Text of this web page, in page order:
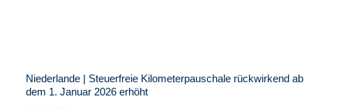
Niederlande | Steuerfreie Kilometerpauschale rückwirkend ab
dem 1. Januar 2026 erhöht